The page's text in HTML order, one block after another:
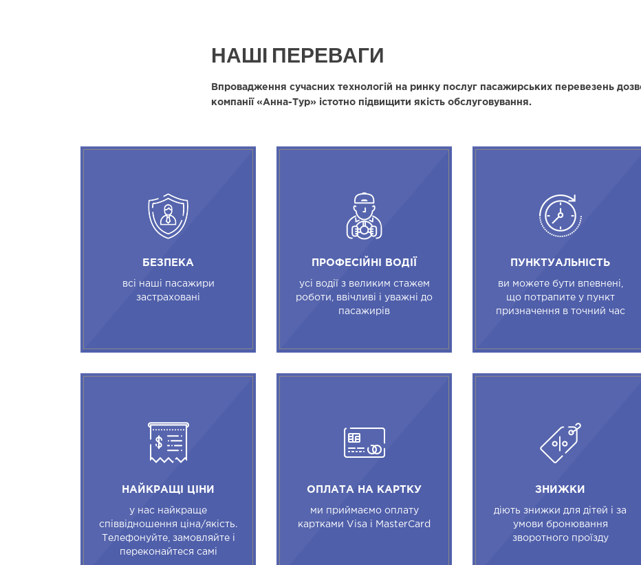
НАШІ ПЕРЕВАГИ
Впровадження сучасних технологій на ринку послуг пасажирських перевезень
компанії «Анна-Тур» істотно підвищити якість обслуговування.
БЕЗПЕКА
всі наші пасажири
застраховані
ПРОФЕСІЙНІ ВОДІЇ
усі водії з великим стажем
роботи, ввічливі і уважні до
пасажирів
ПУНКТУАЛЬНІСТЬ
ви можете бути впевнені,
що потрапите у пункт
призначення в точний час
НАЙКРАЩІ ЦІНИ
у нас найкраще
співвідношення ціна/якість.
Телефонуйте, замовляйте і
переконайтеся самі
ОПЛАТА НА КАРТКУ
ми приймаємо оплату
картками Visa і MasterCard
ЗНИЖКИ
діють знижки для дітей і за
умови бронювання
зворотного проїзду